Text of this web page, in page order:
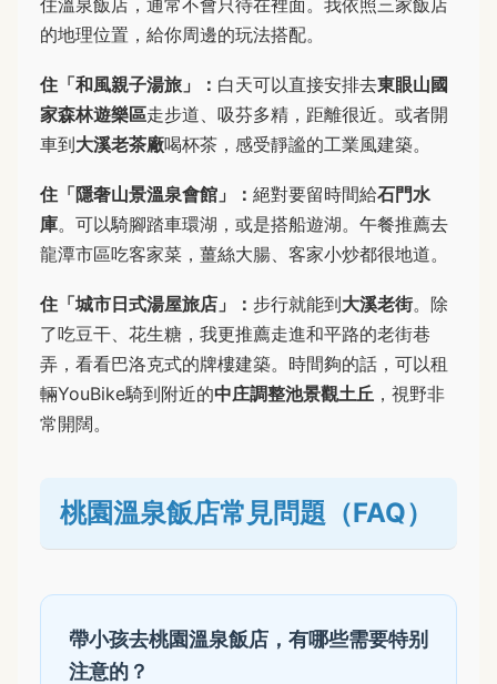
住溫泉飯店，通常不會只待在裡面。我依照三家飯店
的地理位置，給你周邊的玩法搭配。
住「和風親子湯旅」： 白天可以直接安排去東眼山國
家森林遊樂區走步道、吸芬多精，距離很近。或者開
車到大溪老茶廠喝杯茶，感受靜謐的工業風建築。
住「隱奢山景溫泉會館」： 絕對要留時間給石門水
庫。可以騎腳踏車環湖，或是搭船遊湖。午餐推薦去
龍潭市區吃客家菜，薑絲大腸、客家小炒都很地道。
住「城市日式湯屋旅店」： 步行就能到大溪老街。除
了吃豆干、花生糖，我更推薦走進和平路的老街巷
弄，看看巴洛克式的牌樓建築。時間夠的話，可以租
輛YouBike騎到附近的中庄調整池景觀土丘 ，視野非
常開闊。
桃園溫泉飯店常見問題（FAQ）
帶小孩去桃園溫泉飯店，有哪些需要特别
注意的？